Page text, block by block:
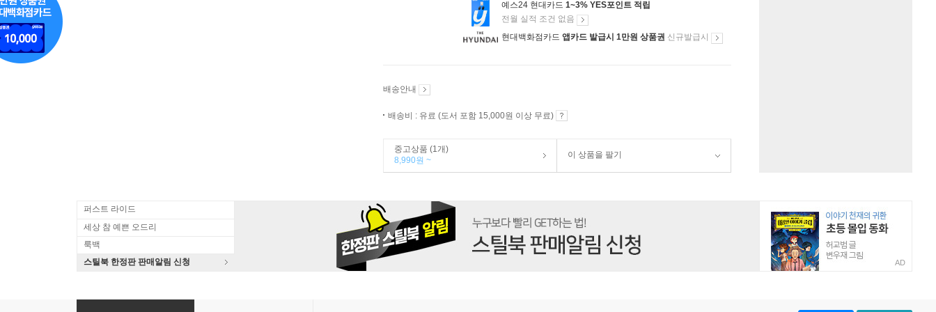
예스24 현대카드 1~3% YES포인트 적립
전월 실적 조건 없음
현대백화점카드 앱카드 발급시 1만원 상품권 신규발급시
배송안내
배송비 : 유료 (도서 포함 15,000원 이상 무료)
중고상품 (1개)
8,990원 ~
이 상품을 팔기
퍼스트 라이드
세상 참 예쁜 오드리
룩백
스틸북 한정판 판매알림 신청
AD